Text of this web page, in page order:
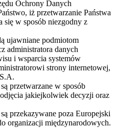
Ochrony Danych
iż przetwarzanie Państwa
się w sposób niezgodny z
ujawniane podmiotom
administratora danych
i wsparcia systemów
strony internetowej,
przetwarzane w sposób
jakiejkolwiek decyzji oraz
przekazywane poza Europejski
organizacji międzynarodowych.